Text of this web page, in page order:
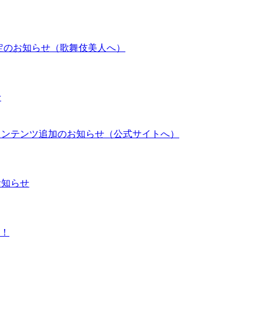
お知らせ（歌舞伎美人へ）
テンツ追加のお知らせ（公式サイトへ）
らせ